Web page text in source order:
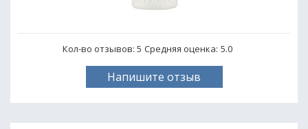
Кол-во отзывов: 5 Средняя оценка: 5.0
Напишите отзыв